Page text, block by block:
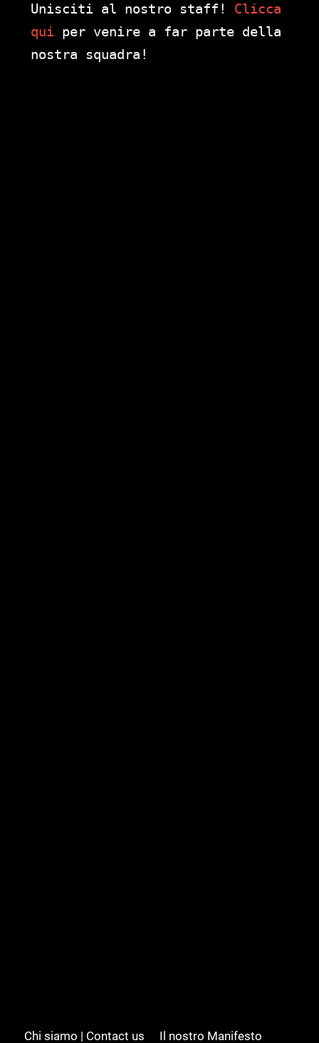
Unisciti al nostro staff! Clicca
qui per venire a far parte della
nostra squadra!
Chi siamo | Contact us Il nostro Manifesto